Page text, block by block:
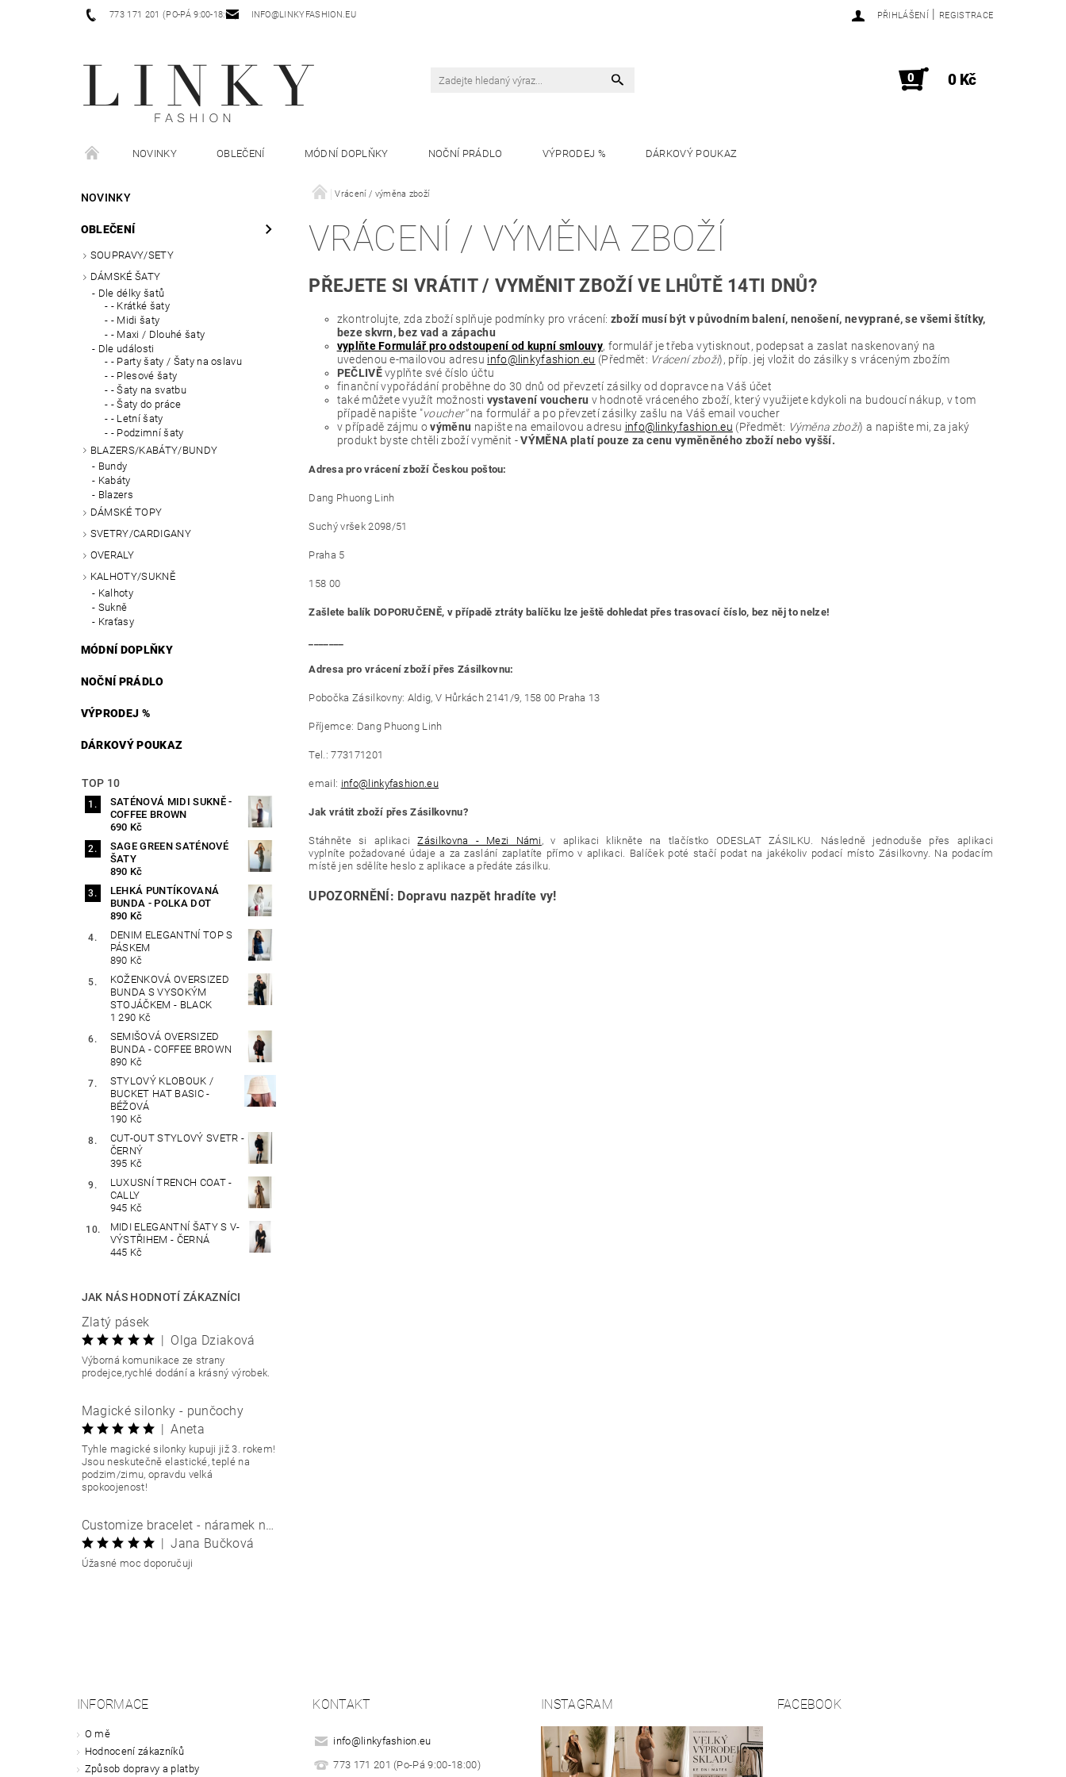
773 171 201 (PO-PÁ 9:00-18:00) INFO@LINKYFASHION.EU PŘIHLÁŠENÍ | REGISTRACE
0 0 Kč
NOVINKY OBLEČENÍ MÓDNÍ DOPLŇKY NOČNÍ PRÁDLO VÝPRODEJ % DÁRKOVÝ POUKAZ
NOVINKY
OBLEČENÍ
SOUPRAVY/SETY
DÁMSKÉ ŠATY
Dle délky šatů
- Krátké šaty
- Midi šaty
- Maxi / Dlouhé šaty
Dle události
- Party šaty / Šaty na oslavu
- Plesové šaty
- Šaty na svatbu
- Šaty do práce
- Letní šaty
- Podzimní šaty
BLAZERS/KABÁTY/BUNDY
Bundy
Kabáty
Blazers
DÁMSKÉ TOPY
SVETRY/CARDIGANY
OVERALY
KALHOTY/SUKNĚ
Kalhoty
Sukně
Kraťasy
MÓDNÍ DOPLŇKY
NOČNÍ PRÁDLO
VÝPRODEJ %
DÁRKOVÝ POUKAZ
TOP 10
SATÉNOVÁ MIDI SUKNĚ -
COFFEE BROWN
690 Kč
SAGE GREEN SATÉNOVÉ
ŠATY
890 Kč
LEHKÁ PUNTÍKOVANÁ
BUNDA - POLKA DOT
890 Kč
DENIM ELEGANTNÍ TOP S
PÁSKEM
890 Kč
KOŽENKOVÁ OVERSIZED
BUNDA S VYSOKÝM
STOJÁČKEM - BLACK
1 290 Kč
SEMIŠOVÁ OVERSIZED
BUNDA - COFFEE BROWN
890 Kč
STYLOVÝ KLOBOUK /
BUCKET HAT BASIC -
BÉŽOVÁ
190 Kč
CUT-OUT STYLOVÝ SVETR -
ČERNÝ
395 Kč
LUXUSNÍ TRENCH COAT -
CALLY
945 Kč
MIDI ELEGANTNÍ ŠATY S V-
VÝSTŘIHEM - ČERNÁ
445 Kč
JAK NÁS HODNOTÍ ZÁKAZNÍCI
Zlatý pásek
| Olga Dziaková
Výborná komunikace ze strany
prodejce,rychlé dodání a krásný výrobek.
Magické silonky - punčochy
| Aneta
Tyhle magické silonky kupuji již 3. rokem!
Jsou neskutečně elastické, teplé na
podzim/zimu, opravdu velká
spokoojenost!
Customize bracelet - náramek na míru
| Jana Bučková
Úžasné moc doporučuji
Vrácení / výměna zboží
VRÁCENÍ / VÝMĚNA ZBOŽÍ
PŘEJETE SI VRÁTIT / VYMĚNIT ZBOŽÍ VE LHŮTĚ 14TI DNŮ?
zkontrolujte, zda zboží splňuje podmínky pro vrácení: zboží musí být v původním balení, nenošení, nevyprané, se všemi štítky,
beze skvrn, bez vad a zápachu
vyplňte Formulář pro odstoupení od kupní smlouvy, formulář je třeba vytisknout, podepsat a zaslat naskenovaný na
uvedenou e-mailovou adresu info@linkyfashion.eu (Předmět: Vrácení zboží), příp. jej vložit do zásilky s vráceným zbožím
PEČLIVĚvyplňte své číslo účtu
finanční vypořádání proběhne do 30 dnů od převzetí zásilky od dopravce na Váš účet
také můžete využít možnosti vystavení voucheru v hodnotě vráceného zboží, který využijete kdykoli na budoucí nákup, v tom
případě napište "voucher"na formulář a po převzetí zásilky zašlu na Váš email voucher
v případě zájmu ovýměnu napište na emailovou adresu info@linkyfashion.eu (Předmět: Výměna zboží) a napište mi, za jaký
produkt byste chtěli zboží vyměnit -VÝMĚNA platí pouze za cenu vyměněného zboží nebo vyšší.
Adresa pro vrácení zboží Českou poštou:
Dang Phuong Linh
Suchý vršek 2098/51
Praha 5
158 00
Zašlete balík DOPORUČENĚ, v případě ztráty balíčku lze ještě dohledat přes trasovací číslo, bez něj to nelze!
Adresa pro vrácení zboží přes Zásilkovnu:
Pobočka Zásilkovny: Aldig, V Hůrkách 2141/9, 158 00 Praha 13
Příjemce: Dang Phuong Linh
Tel.: 773171201
email: info@linkyfashion.eu
Jak vrátit zboží přes Zásilkovnu?
Stáhněte si aplikaciZásilkovna - Mezi Námi , v aplikaci klikněte na tlačístko ODESLAT ZÁSILKU. Následně jednoduše přes aplikaci
vyplníte požadované údaje a za zaslání zaplatíte přímo v aplikaci. Balíček poté stačí podatna jakékoliv podací místo Zásilkovny. Na podacím
místě jen sdělíte heslo z aplikace a předáte zásilku.
UPOZORNĚNÍ: Dopravu nazpět hradíte vy!
INFORMACE
O mě
Hodnocení zákazníků
Způsob dopravy a platby
KONTAKT
info@linkyfashion.eu
773 171 201 (Po-Pá 9:00-18:00)
INSTAGRAM FACEBOOK